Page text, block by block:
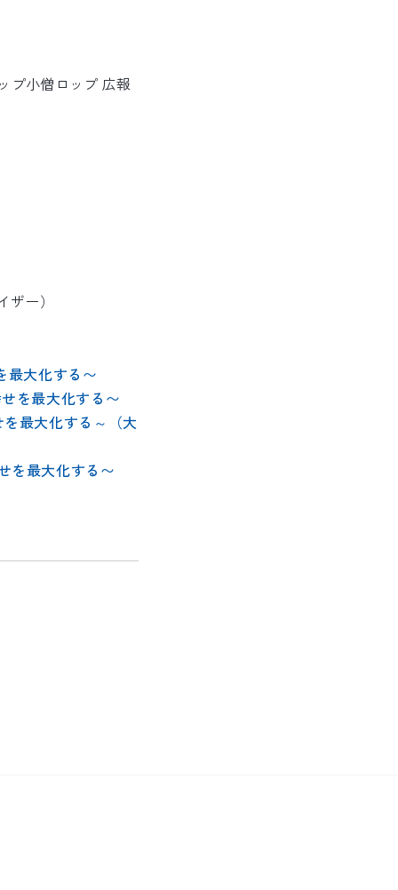
プ小僧ロップ 広報
ー）
最大化する〜
を最大化する〜
最大化する～（大
を最大化する〜